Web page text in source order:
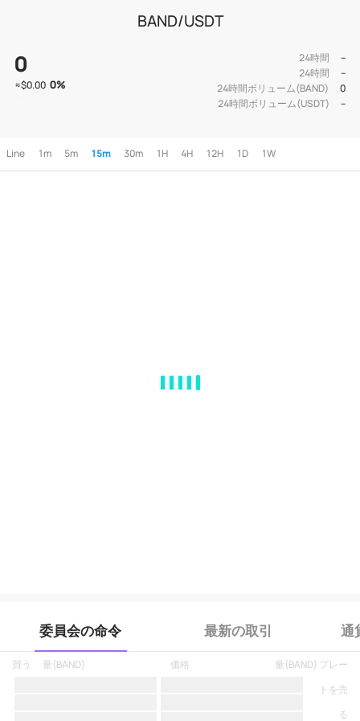
BAND/USDT
0
≈$0.00 0%
24時間
--
24時間
--
24時間ボリューム(BAND)
0
24時間ボリューム(USDT)
--
Line 1m 5m 15m 30m 1H 4H 12H 1D 1W
委員会の命令 最新の取引 通
買う 量(BAND) 価格
プレー
トを売
る
量(BAND)